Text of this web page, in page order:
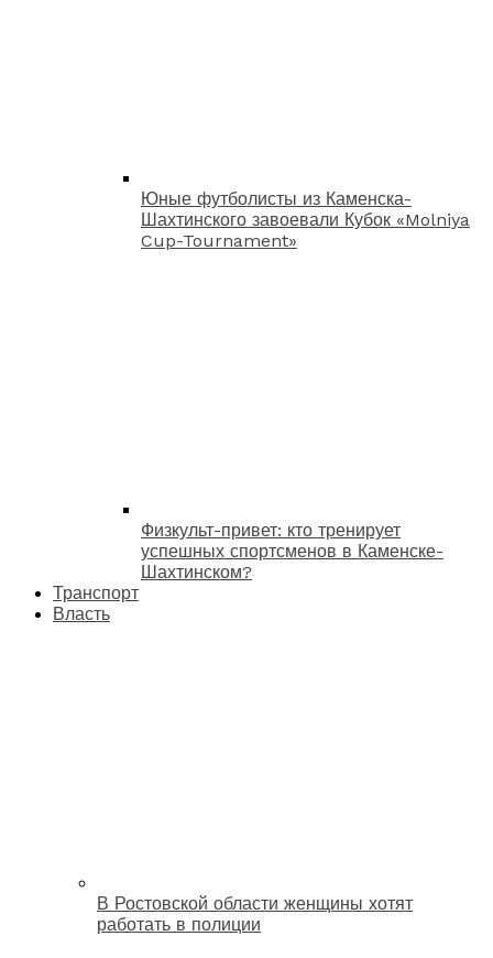
Юные футболисты из Каменска-
Шахтинского завоевали Кубок «Molniya
Cup-Tournament»
Физкульт-привет: кто тренирует
успешных спортсменов в Каменске-
Шахтинском?
Транспорт
Власть
В Ростовской области женщины хотят
работать в полиции